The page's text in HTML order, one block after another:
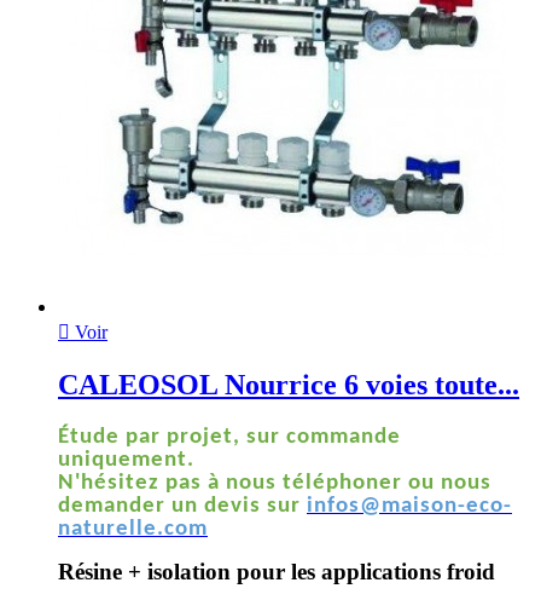
 Voir
CALEOSOL Nourrice 6 voies toute...
Étude par projet, sur commande
uniquement.
N'hésitez pas à nous téléphoner ou nous
demander un devis sur infos@maison-eco-
naturelle.com
Résine + isolation pour les applications froid